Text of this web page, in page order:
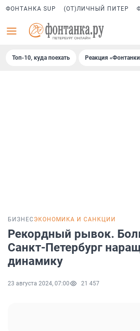
ФОНТАНКА SUP (ОТ)ЛИЧНЫЙ ПИТЕР
Топ-10, куда поехать Реакция
БИЗНЕС ЭКОНОМИКА И САНКЦИИ
Рекордный рывок.
Санкт-Петербург
динамику
23 августа 2024, 07:00 21 457